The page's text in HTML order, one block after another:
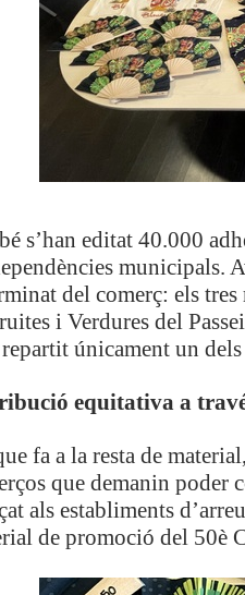
s’han editat 40.000
municipals.
del comerç: els
i Verdures del
repartit únicament un
equitativa a
fa a la resta de
que demanin poder
als establiments
de promoció del 50è